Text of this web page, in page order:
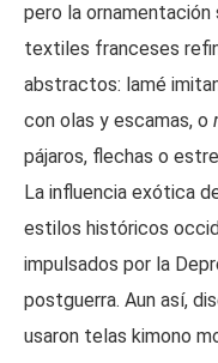
pero la
textiles franceses
abstractos: lamé
con olas y escamas, o
pájaros, flechas o
La influencia exótica
estilos históricos
impulsados por la
postguerra. Aun así,
usaron telas kimono